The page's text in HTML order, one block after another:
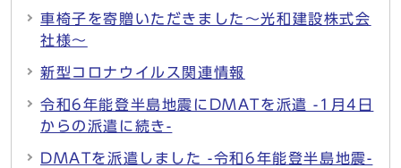
車椅子を寄贈いただきました～光和建設株式会
社様～
新型コロナウイルス関連情報
令和6年能登半島地震にDMATを派遣 -1月4日
からの派遣に続き-
DMATを派遣しました -令和6年能登半島地震-